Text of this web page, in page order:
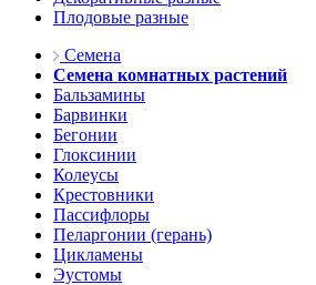
Плодовые разные
Семена
Семена комнатных растений
Бальзамины
Барвинки
Бегонии
Глоксинии
Колеусы
Крестовники
Пассифлоры
Пеларгонии (герань)
Цикламены
Эустомы